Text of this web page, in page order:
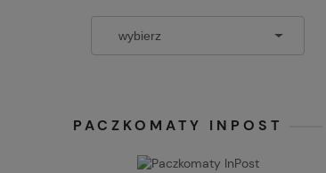
PACZKOMATY INPOST